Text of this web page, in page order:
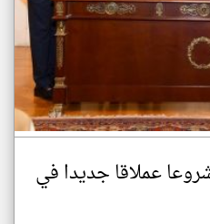
عملاقا جديدا في